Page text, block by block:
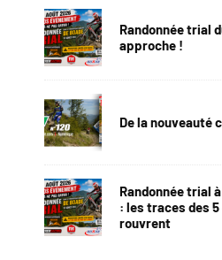
Randonnée trial
approche !
De la nouveauté
Randonnée trial
: les traces des
rouvrent